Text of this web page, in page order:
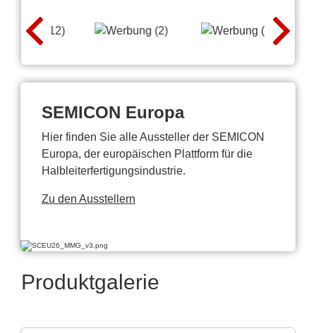
SEMICON Europa
Hier finden Sie alle Aussteller der SEMICON
Europa, der europäischen Plattform für die
Halbleiterfertigungsindustrie.
Zu den Ausstellern
Produktgalerie